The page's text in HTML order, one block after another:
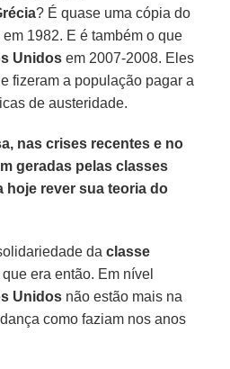
? É quase uma cópia do
1982. E é também o que
Unidos em 2007-2008. Eles
fizeram a população pagar a
de austeridade.
nas crises recentes e no
geradas pelas classes
hoje rever sua teoria do
daclasse
era então. Em nível
Unidos não estão mais na
como faziam nos anos